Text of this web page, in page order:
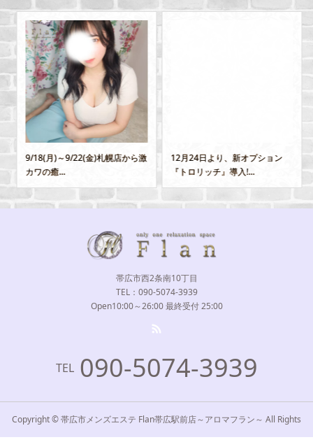
9/18(月)～9/22(金)札幌店から激
カワの癒...
12月24日より、新オプション
『トロリッチ』導入!...
帯広市西2条南10丁目
TEL：090-5074-3939
Open10:00～26:00 最終受付 25:00
TEL 090-5074-3939
Copyright © 帯広市メンズエステ Flan帯広駅前店～アロマフラン～ All Rights